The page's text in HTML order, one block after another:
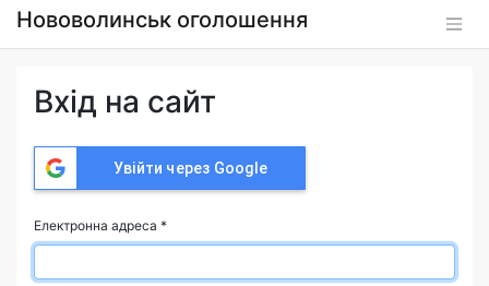
Нововолинськ оголошення
Вхід на сайт
Увійти через Google
Електронна адреса *